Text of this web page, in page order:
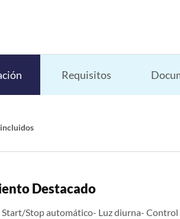
Requisitos
Destacado
Stop automático- Luz diurna-